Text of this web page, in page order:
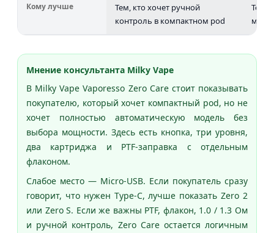
Кому лучше
Тем, кто хочет ручной
контроль в компактном pod
Тем,
мл и
Мнение консультанта Milky Vape
В Milky Vape Vaporesso Zero Care стоит показывать
покупателю, который хочет компактный pod, но не
хочет полностью автоматическую модель без
выбора мощности. Здесь есть кнопка, три уровня,
два картриджа и PTF-заправка с отдельным
флаконом.
Слабое место — Micro-USB. Если покупатель сразу
говорит, что нужен Type-C, лучше показать Zero 2
или Zero S. Если же важны PTF, флакон, 1.0 / 1.3 Ом
и ручной контроль, Zero Care остается логичным